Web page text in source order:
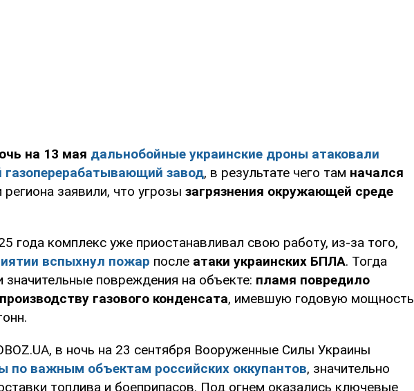
на 13 мая дальнобойные украинские дроны атаковали
газоперерабатывающий завод, в результате чего там начался
региона заявили, что угрозы загрязнения окружающей среде
года комплекс уже приостанавливал свою работу, из-за того,
вспыхнул пожар после атаки украинских БПЛА. Тогда
значительные повреждения на объекте: пламя повредило
газового конденсата, имевшую годовую мощность
в ночь на 23 сентября Вооруженные Силы Украины
по важным объектам российских оккупантов, значительно
топлива и боеприпасов. Под огнем оказались ключевые